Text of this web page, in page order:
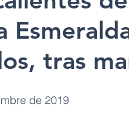
tras
de 2019